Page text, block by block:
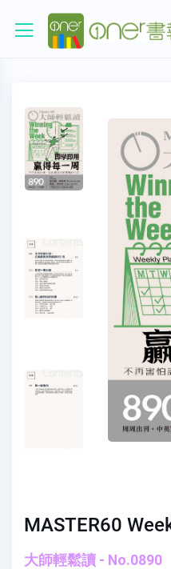
MASTER60
大師輕鬆讀 - No.0890